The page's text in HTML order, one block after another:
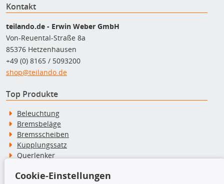
Kontakt
teilando.de - Erwin Weber GmbH
Von-Reuental-Straße 8a
85376 Hetzenhausen
+49 (0) 8165 / 5093200
shop@teilando.de
Top Produkte
Beleuchtung
Bremsbeläge
Bremsscheiben
Kupplungssatz
Querlenker
Stoßdämpfer
Cookie-Einstellungen